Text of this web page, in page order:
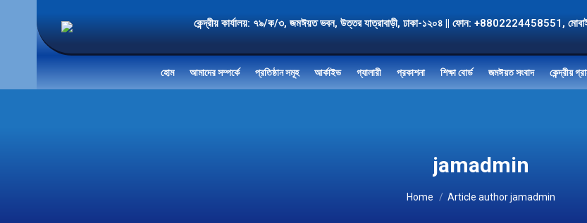
কেন্দ্রীয় কার্যালয়: ৭৯/ক/৩, জমঈয়ত ভবন, উত্তর যাত্রাবাড়ী, ঢাকা-১২০৪ || ফোন:
হোম আমাদের সম্পর্কে প্রতিষ্ঠান সমূহ আর্কাইভ গ্যালারী প্রকাশনা শিক্ষা বোর্ড জমঈয়ত সংবাদ কেন্দ্রীয়
jamadmin
You are here:
Home Article author jamadmin